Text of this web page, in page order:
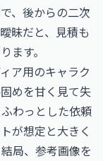
、後からの二次
昧だと、見積も
ます。
ア用のキャラク
めを甘く見て失
わっとした依頼
が想定と大きく
局、参考画像を